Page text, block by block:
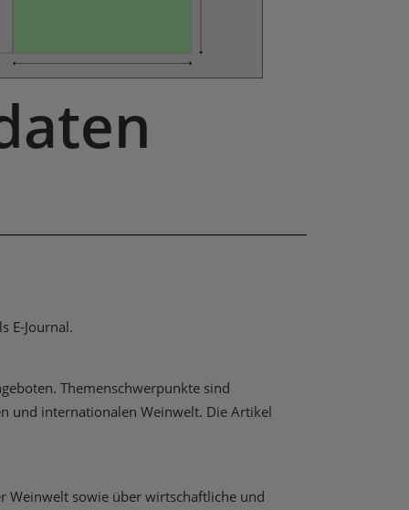
E-Journal.
Themenschwerpunkte sind
und internationalen Weinwelt. Die Artikel
Weinwelt sowie über wirtschaftliche und